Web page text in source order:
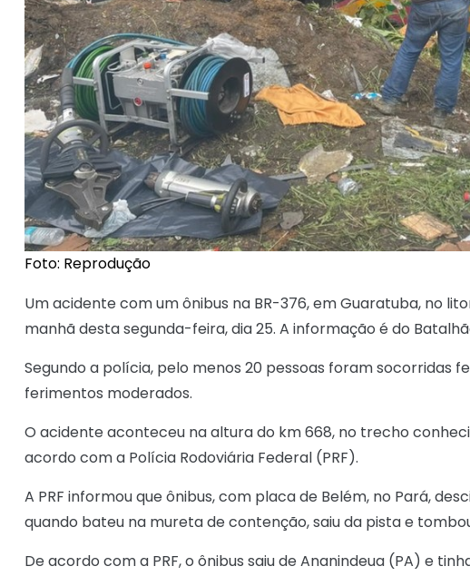
Foto: Reprodução
Um acidente com um ônibus na BR-376, em Guaratuba, no
manhã desta segunda-feira, dia 25. A informação é do
Segundo a polícia, pelo menos 20 pessoas foram socorridas
ferimentos moderados.
O acidente aconteceu na altura do km 668, no trecho
acordo com a Polícia Rodoviária Federal (PRF).
A PRF informou que ônibus, com placa de Belém, no Pará,
quando bateu na mureta de contenção, saiu da pista e
De acordo com a PRF, o ônibus saiu de Ananindeua (PA) e